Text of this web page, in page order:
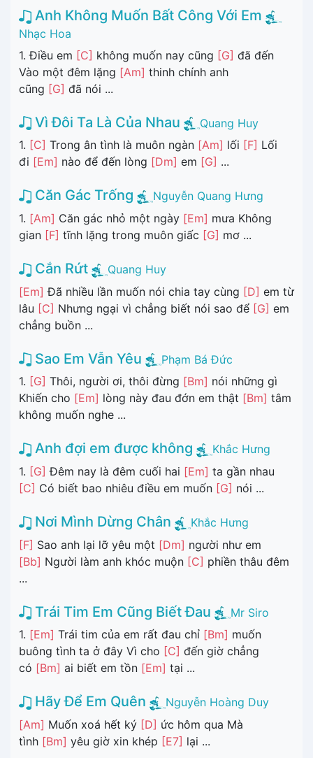
Anh Không Muốn Bất Công Với Em
Nhạc Hoa
1. Điều em [C] không muốn nay cũng [G] đã đến
Vào một đêm lặng [Am] thinh chính anh
cũng [G] đã nói ...
Vì Đôi Ta Là Của Nhau
Quang Huy
1. [C] Trong ân tình là muôn ngàn [Am] lối [F] Lối
đi [Em] nào để đến lòng [Dm] em [G] ...
Căn Gác Trống
Nguyễn Quang Hưng
1. [Am] Căn gác nhỏ một ngày [Em] mưa Không
gian [F] tĩnh lặng trong muôn giấc [G] mơ ...
Cắn Rứt
Quang Huy
[Em] Đã nhiều lần muốn nói chia tay cùng [D] em từ
lâu [C] Nhưng ngại vì chẳng biết nói sao để [G] em
chẳng buồn ...
Sao Em Vẫn Yêu
Phạm Bá Đức
1. [G] Thôi, người ơi, thôi đừng [Bm] nói những gì
Khiến cho [Em] lòng này đau đớn em thật [Bm] tâm
không muốn nghe ...
Anh đợi em được không
Khắc Hưng
1. [G] Đêm nay là đêm cuối hai [Em] ta gần nhau
[C] Có biết bao nhiêu điều em muốn [G] nói ...
Nơi Mình Dừng Chân
Khắc Hưng
[F] Sao anh lại lỡ yêu một [Dm] người như em
[Bb] Người làm anh khóc muộn [C] phiền thâu đêm
...
Trái Tim Em Cũng Biết Đau
Mr Siro
1. [Em] Trái tim của em rất đau chỉ [Bm] muốn
buông tình ta ở đây Vì cho [C] đến giờ chẳng
có [Bm] ai biết em tồn [Em] tại ...
Hãy Để Em Quên
Nguyễn Hoàng Duy
[Am] Muốn xoá hết ký [D] ức hôm qua Mà
tình [Bm] yêu giờ xin khép [E7] lại ...